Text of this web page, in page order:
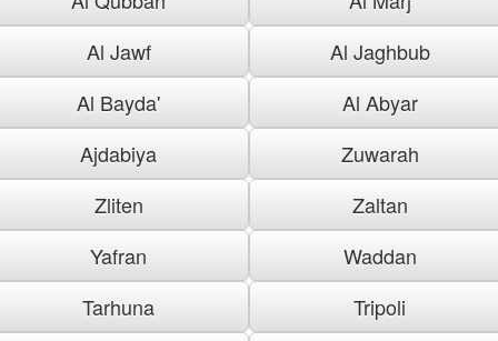
Al Jawf
Al Jaghbub
Al Bayda'
Al Abyar
Ajdabiya
Zuwarah
Zliten
Zaltan
Yafran
Waddan
Tarhuna
Tripoli